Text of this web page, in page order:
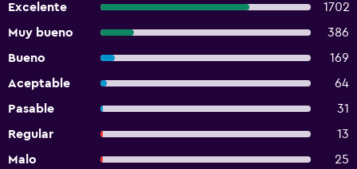
Excelente
1702
Muy bueno
386
Bueno
169
Aceptable
64
Pasable
31
Regular
13
Malo
25